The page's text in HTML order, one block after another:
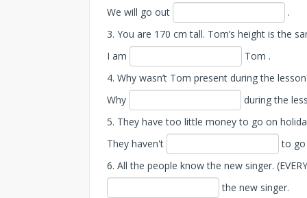
We will go out
.
3. You are 170 cm tall. Tom’s height is the
I am
Tom .
4. Why wasn’t Tom present during the
Why
during the
5. They have too little money to go on
They haven't
to go
6. All the people know the new singer.
the new singer.